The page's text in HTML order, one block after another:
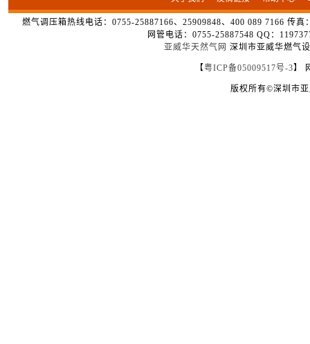
燃气调压箱热线电话：0755-25887166、25909848、400 089 7166 传
网管电话：0755-25887548 QQ：
亚威华天然气网 深圳市亚威华燃气
【粤ICP备05009517号-3】
版权所有©深圳市